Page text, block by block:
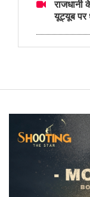
राजधानी
यूट्यूब पर